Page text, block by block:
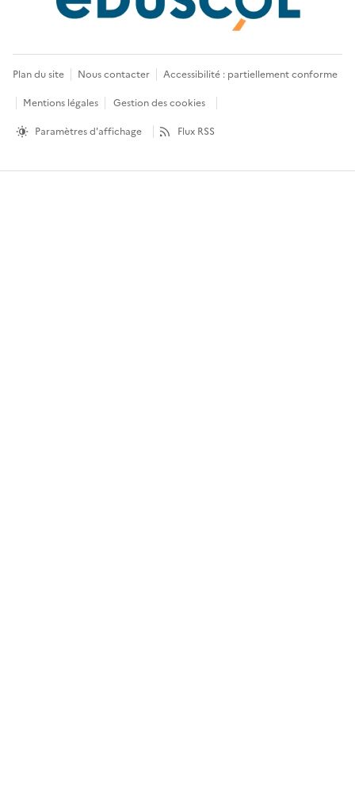
Plan du site Nous contacter
Accessibilité : partiellement conforme
Mentions légales
Gestion des cookies
Paramètres d'affichage
Flux RSS